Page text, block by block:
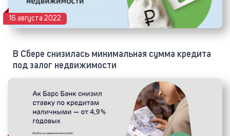
В Сбере снизилась минимальная сумма кредита
под залог недвижимости
16 августа 2022